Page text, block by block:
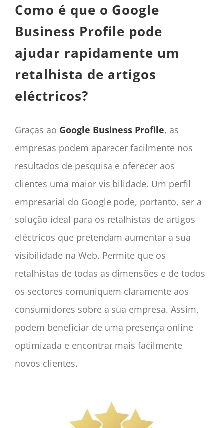
Como é que o Google
Business Profile pode
ajudar rapidamente um
retalhista de artigos
eléctricos?
Graças ao Google Business Profile, as
empresas podem aparecer facilmente nos
resultados de pesquisa e oferecer aos
clientes uma maior visibilidade. Um perfil
empresarial do Google pode, portanto, ser a
solução ideal para os retalhistas de artigos
eléctricos que pretendam aumentar a sua
visibilidade na Web. Permite que os
retalhistas de todas as dimensões e de todos
os sectores comuniquem claramente aos
consumidores sobre a sua empresa. Assim,
podem beneficiar de uma presença online
optimizada e encontrar mais facilmente
novos clientes.